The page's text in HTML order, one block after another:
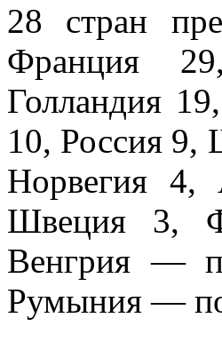
28 стран
Франция
Голландия
10, Россия 9,
Норвегия
Швеция 3,
Венгрия —
Румыния —